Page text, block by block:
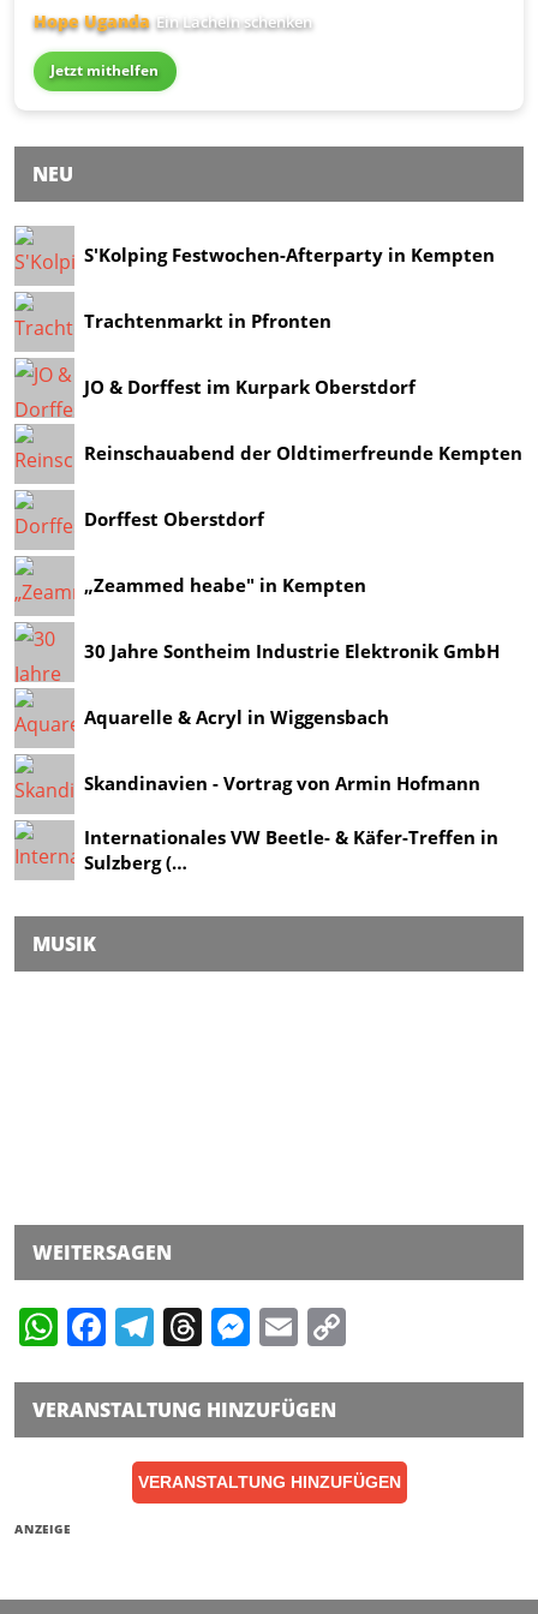
Hope Uganda Ein Lächeln schenken
Jetzt mithelfen
NEU
S'Kolping Festwochen-Afterparty in Kempten
Trachtenmarkt in Pfronten
JO & Dorffest im Kurpark Oberstdorf
Reinschauabend der Oldtimerfreunde Kempten
Dorffest Oberstdorf
„Zeammed heabe" in Kempten
30 Jahre Sontheim Industrie Elektronik GmbH
Aquarelle & Acryl in Wiggensbach
Skandinavien - Vortrag von Armin Hofmann
Internationales VW Beetle- & Käfer-Treffen in
Sulzberg (…
MUSIK
WEITERSAGEN
WhatsApp
Facebook
Telegram
Threads
Messenger
Email
VERANSTALTUNG HINZUFÜGEN
VERANSTALTUNG HINZUFÜGEN
ANZEIGE